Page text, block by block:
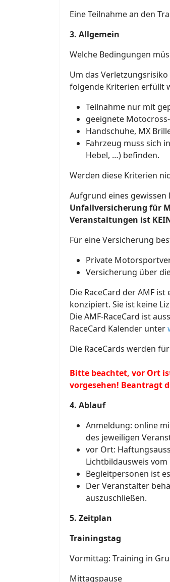
Eine Teilnahme an den
3. Allgemein
Welche Bedingungen
Um das
folgende Kriterien erfüllt
Teilnahme nur mit
geeignete
Handschuhe, MX
Fahrzeug muss sich
Hebel, …) befinden.
Werden diese Kriterien
Aufgrund eines gewissen
Unfallversicherung für
Veranstaltungen ist
Für eine Versicherung
Private
Versicherung über
Die RaceCard der AMF
konzipiert. Sie ist keine
Die AMF-RaceCard ist
RaceCard Kalender unter
Die RaceCards werden
Bitte beachtet, vor Ort
vorgesehen! Beantragt
4. Ablauf
Anmeldung: online
des jeweiligen
vor Ort:
Lichtbildausweis
Begleitpersonen ist
Der Veranstalter
auszuschließen.
5. Zeitplan
Trainingstag
Vormittag: Training in
Mittagspause